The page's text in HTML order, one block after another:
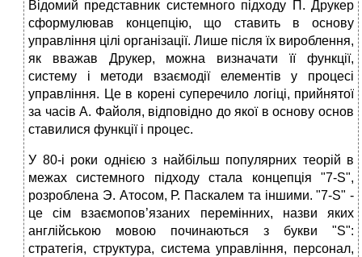
Відомий представник системного підходу П. Друкер
сформулював концепцію, що ставить в основу
управління цілі організації. Лише після їх вироблення,
як вважав Друкер, можна визначати її функції,
систему і методи взаємодії елементів у процесі
управління. Це в корені суперечило логіці, прийнятої
за часів А. Файоля, відповідно до якої в основу основ
ставилися функції і процес.
У 80-і роки однією з найбільш популярних теорій в
межах системного підходу стала концепція "7-S",
розроблена Э. Атосом, Р. Паскалем та іншими. "7-S" -
це сім взаємопов’язаних перемінних, назви яких
англійською мовою починаються з букви "S":
стратегія, структура, система управління, персонал,